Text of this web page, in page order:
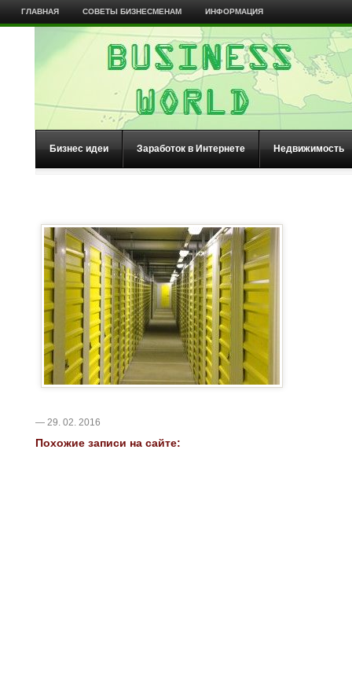
ГЛАВНАЯ СОВЕТЫ БИЗНЕСМЕНАМ ИНФОРМАЦИЯ
Бизнес идеи Заработок в Интернете Недвижимость
— 29. 02. 2016
Похожие записи на сайте: